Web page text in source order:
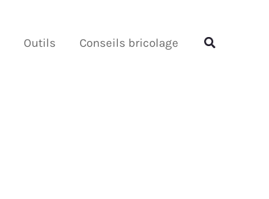
Outils Conseils bricolage Rechercher